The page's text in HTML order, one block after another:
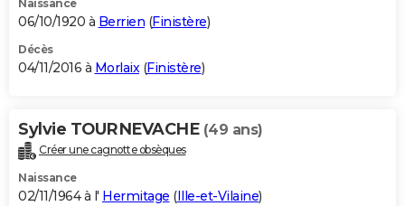
Naissance
06/10/1920 à Berrien (Finistère)
Décès
04/11/2016 à Morlaix(Finistère)
Sylvie TOURNEVACHE (49 ans)
Créer une cagnotte obsèques
Naissance
02/11/1964 à l' Hermitage (Ille-et-Vilaine)